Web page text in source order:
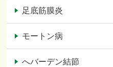
足底筋膜炎
モートン病
へバーデン結節